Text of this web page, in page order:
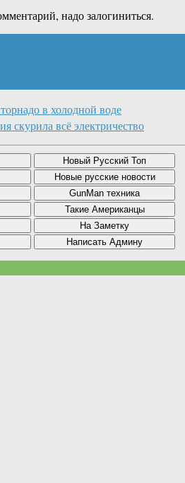
надо залогиниться.
в холодной воде
скурила всё электричество